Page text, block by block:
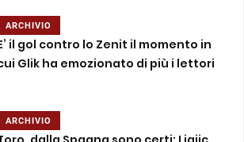
ARCHIVIO
il gol contro lo Zenit il momento in
Glik ha emozionato di più i lettori
ARCHIVIO